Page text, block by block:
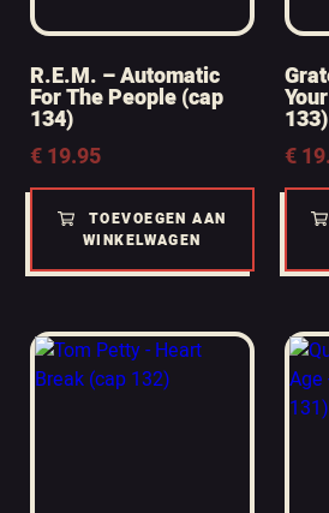
R.E.M. – Automatic
For The People (cap
134)
€19.95
TOEVOEGEN AAN
WINKELWAGEN
133)
€